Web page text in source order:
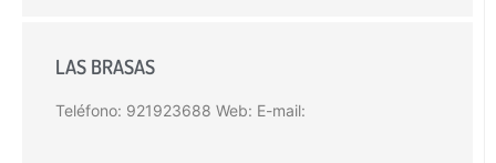
LAS BRASAS
Teléfono: 921923688 Web: E-mail: